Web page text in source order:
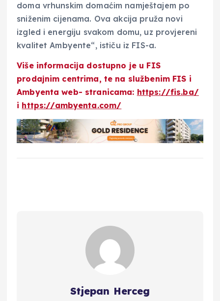
doma vrhunskim domaćim namještajem po
sniženim cijenama. Ova akcija pruža novi
izgled i energiju svakom domu, uz provjereni
kvalitet Ambyente“, ističu iz FIS-a.
Više informacija dostupno je u FIS
prodajnim centrima, te na službenim FIS i
Ambyenta web- stranicama: https://fis.ba/
i https://ambyenta.com/
Stjepan Herceg